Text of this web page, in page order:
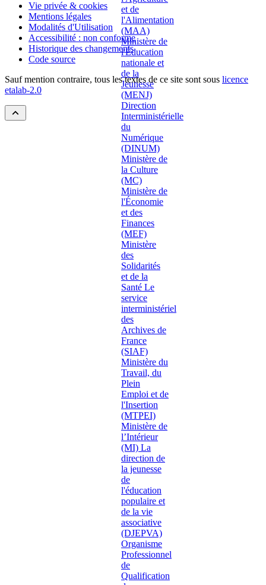
Vie privée & cookies
Mentions légales
Modalités d'Utilisation
Accessibilité : non conforme
Historique des changements
Code source
Sauf mention contraire, tous les textes de ce site sont sous licence
etalab-2.0